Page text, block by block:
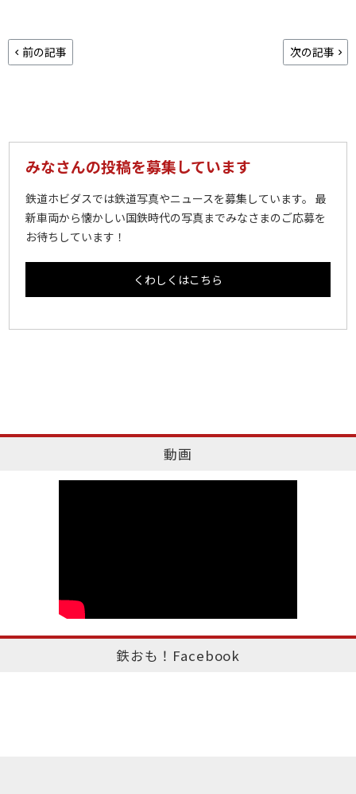
前の記事 次の記事
みなさんの投稿を募集しています
鉄道ホビダスでは鉄道写真やニュースを募集しています。 最
新車両から懐かしい国鉄時代の写真までみなさまのご応募を
お待ちしています！
くわしくはこちら
動画
鉄おも！Facebook